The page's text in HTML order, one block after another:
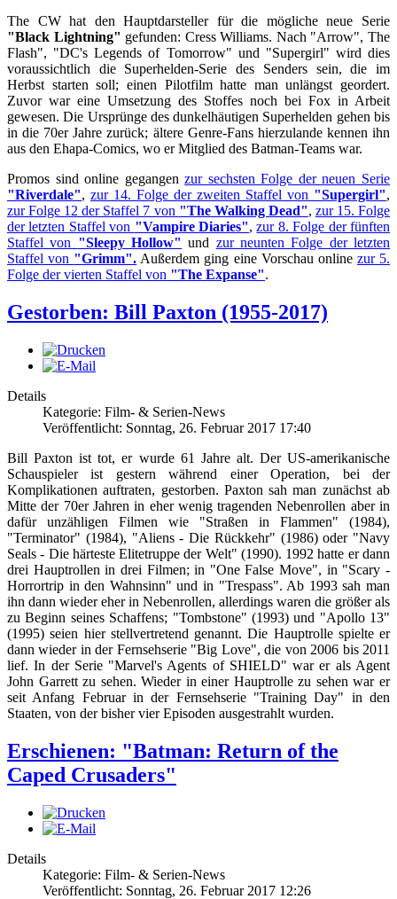
The CW hat den Hauptdarsteller für die mögliche neue Serie
"Black Lightning" gefunden: Cress Williams. Nach "Arrow", The
Flash", "DC's Legends of Tomorrow" und "Supergirl" wird dies
voraussichtlich die Superhelden-Serie des Senders sein, die im
Herbst starten soll; einen Pilotfilm hatte man unlängst geordert.
Zuvor war eine Umsetzung des Stoffes noch bei Fox in Arbeit
gewesen. Die Ursprünge des dunkelhäutigen Superhelden gehen bis
in die 70er Jahre zurück; ältere Genre-Fans hierzulande kennen ihn
aus den Ehapa-Comics, wo er Mitglied des Batman-Teams war.
Promos sind online gegangenzur sechsten Folge der neuen Serie
"Riverdale", zur 14. Folge der zweiten Staffel von "Supergirl",
zur Folge 12 der Staffel 7 von "The Walking Dead", zur 15. Folge
der letzten Staffel von "Vampire Diaries",zur 8. Folge der fünften
Staffel von "Sleepy Hollow" und zur neunten Folge der letzten
Staffel von "Grimm". Außerdem ging eine Vorschau online zur 5.
Folge der vierten Staffel von "The Expanse".
Gestorben: Bill Paxton (1955-2017)
Details
Kategorie: Film- & Serien-News
Veröffentlicht: Sonntag, 26. Februar 2017 17:40
Bill Paxton ist tot, er wurde 61 Jahre alt. Der US-amerikanische
Schauspieler ist gestern während einer Operation, bei der
Komplikationen auftraten, gestorben. Paxton sah man zunächst ab
Mitte der 70er Jahren in eher wenig tragenden Nebenrollen aber in
dafür unzähligen Filmen wie "Straßen in Flammen" (1984),
"Terminator" (1984), "Aliens - Die Rückkehr" (1986) oder "Navy
Seals - Die härteste Elitetruppe der Welt" (1990). 1992 hatte er dann
drei Hauptrollen in drei Filmen; in "One False Move", in "Scary -
Horrortrip in den Wahnsinn" und in "Trespass". Ab 1993 sah man
ihn dann wieder eher in Nebenrollen, allerdings waren die größer als
zu Beginn seines Schaffens; "Tombstone" (1993) und "Apollo 13"
(1995) seien hier stellvertretend genannt. Die Hauptrolle spielte er
dann wieder in der Fernsehserie "Big Love", die von 2006 bis 2011
lief. In der Serie "Marvel's Agents of SHIELD" war er als Agent
John Garrett zu sehen. Wieder in einer Hauptrolle zu sehen war er
seit Anfang Februar in der Fernsehserie "Training Day" in den
Staaten, von der bisher vier Episoden ausgestrahlt wurden.
Erschienen: "Batman: Return of the
Caped Crusaders"
Details
Kategorie: Film- & Serien-News
Veröffentlicht: Sonntag, 26. Februar 2017 12:26